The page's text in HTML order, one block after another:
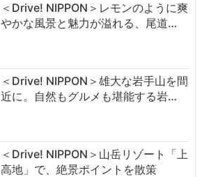
＜Drive! NIPPON＞レモンのように爽
やかな風景と魅力が溢れる、尾道…
＜Drive! NIPPON＞雄大な岩手山を間
近に。自然もグルメも堪能する岩…
＜Drive! NIPPON＞山岳リゾート「上
高地」で、絶景ポイントを散策